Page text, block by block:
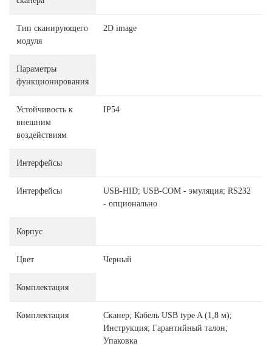
Тип сканирующего
модуля
2D image
Параметры
функционирования
Устойчивость к
внешним
воздействиям
IP54
Интерфейсы
Интерфейсы
USB-HID; USB-COM - эмуляция; RS232
- опционально
Корпус
Цвет Черный
Комплектация
Комплектация
Сканер; Кабель USB type A (1,8 м);
Инструкция; Гарантийный талон;
Упаковка